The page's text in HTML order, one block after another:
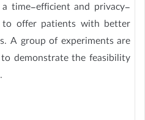
time-efficient and privacy-
to offer patients with better
A group of experiments are
demonstrate the feasibility